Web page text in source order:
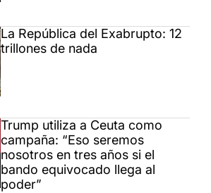
La República del Exabrupto: 12
trillones de nada
Trump utiliza a Ceuta como
campaña: “Eso seremos
nosotros en tres años si el
bando equivocado llega al
poder”